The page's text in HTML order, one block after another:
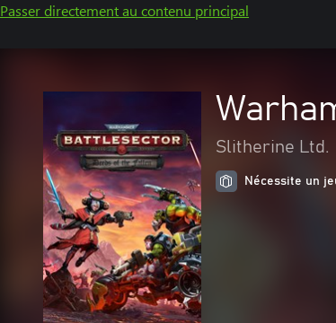
Passer directement au contenu principal
Slitherine Ltd.
Nécessite un